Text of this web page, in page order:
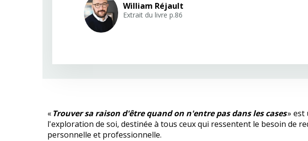
William Réjault
Extrait du livre p.86
«Trouver sa raison d'être quand on n'entre pas dans les cases» est
l'exploration de soi, destinée à tous ceux qui ressentent le besoin de
personnelle et professionnelle.